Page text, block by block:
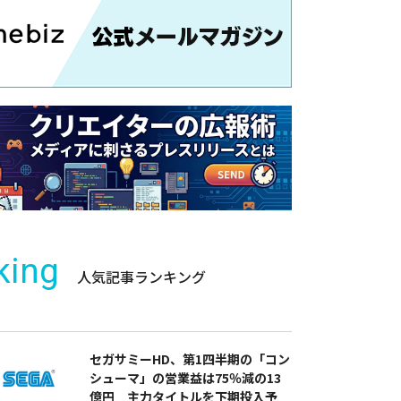
人気記事ランキング
セガサミーHD、第1四半期の「コン
シューマ」の営業益は75％減の13
億円 主力タイトルを下期投入予